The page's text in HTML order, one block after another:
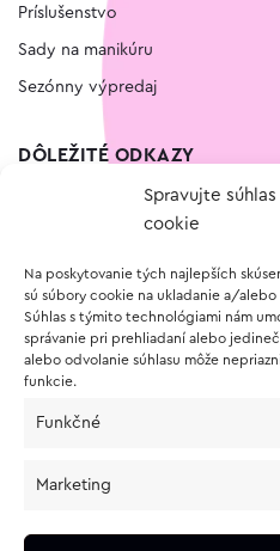
Spravujte
cookie
Na poskytovanie tých najlepších
sú súbory cookie na ukladanie a/
Súhlas s týmito technológiami nám
správanie pri prehliadaní alebo
alebo odvolanie súhlasu môže
funkcie.
Funkčné
Marketing
Príslušenstvo
Sady na manikúru
Sezónny výpredaj
DÔLEŽITÉ ODKAZY
Vernostný program
O NÁKUPE
Vrátenie a reklamácia tovaru